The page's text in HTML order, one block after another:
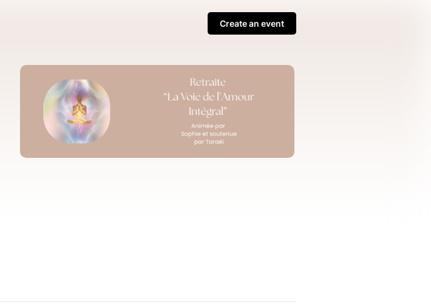
Create an event